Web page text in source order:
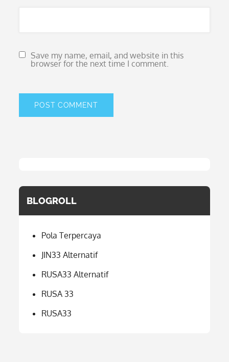
Save my name, email, and website in this
browser for the next time I comment.
BLOGROLL
Pola Terpercaya
JIN33 Alternatif
RUSA33 Alternatif
RUSA 33
RUSA33